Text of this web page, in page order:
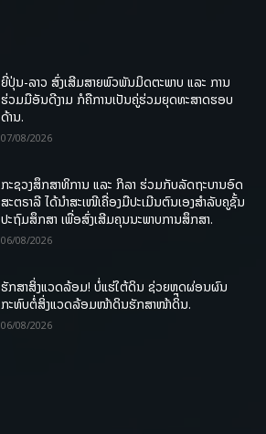
ຍີ່ປຸ່ນ-ລາວ ສົ່ງເສີມສາຍພົວພັນມິດຕະພາບ ແລະ ການ
ຮ່ວມມືອັນດີງາມ ກໍຄືການເປັນຄູ່ຮ່ວມຍຸດທະສາດຮອບ
ດ້ານ.
07/08/2026
ກະຊວງສຶກສາທິການ ແລະ ກິລາ ຮ່ວມກັບລັດຖະບານອົດ
ສະຕຣາລີ ໄດ້ນຳສະເໜີເຄື່ອງມືປະເມີນຕົນເອງສຳລັບຄູຊັ້ນ
ປະຖົມສຶກສາ ເພື່ອສົ່ງເສີມຄຸນນະພາບການສຶກສາ.
06/08/2026
ຮັກສາສິ່ງແວດລ້ອມ! ບໍ່ແຮ່ໃຕ້ດິນ ຊ່ວຍຫຼຸດຜ່ອນຜົນ
ກະທົບຕໍ່ສິ່ງແວດລ້ອມໜ້າດິນຮັກສາໜ້າດິນ.
06/08/2026